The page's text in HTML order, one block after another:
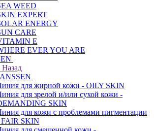
WEED
EXPERT
ENERGY
CARE
E
EVER YOU ARE
Назад
для жирной кожи - OILY SKIN
для зрелой и/или сухой кожи -
SKIN
для кожи с проблемами пигментации
SKIN